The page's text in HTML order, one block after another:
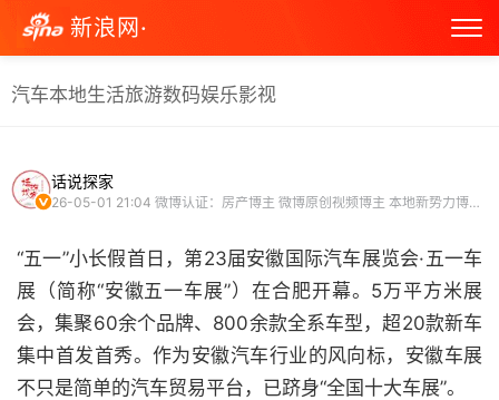
新浪网·
汽车本地生活旅游数码娱乐影视
话说探家
26-05-01 21:04 微博认证：房产博主 微博原创视频博主 本地新势力博主 头条文章作者
“五一”小长假首日，第23届安徽国际汽车展览会·五一车
展（简称“安徽五一车展”）在合肥开幕。5万平方米展
会，集聚60余个品牌、800余款全系车型，超20款新车
集中首发首秀。作为安徽汽车行业的风向标，安徽车展
不只是简单的汽车贸易平台，已跻身“全国十大车展”。